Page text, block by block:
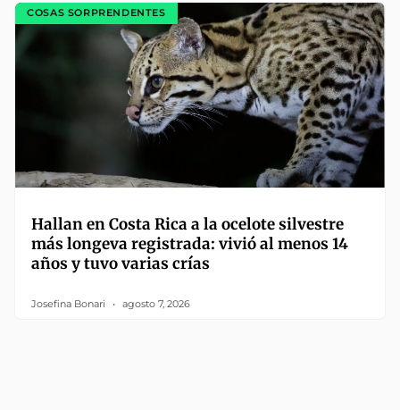
COSAS SORPRENDENTES
Hallan en Costa Rica a la ocelote silvestre
más longeva registrada: vivió al menos 14
años y tuvo varias crías
Josefina Bonari agosto 7, 2026